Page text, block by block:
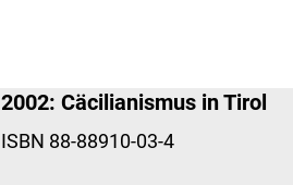
2002: Cäcilianismus in Tirol
ISBN 88-88910-03-4